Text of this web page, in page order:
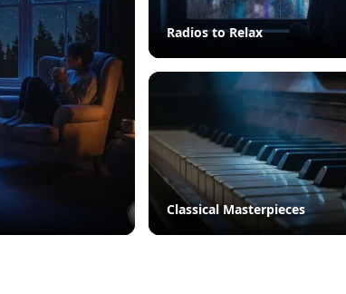
Radios to Relax
Classical Masterpieces